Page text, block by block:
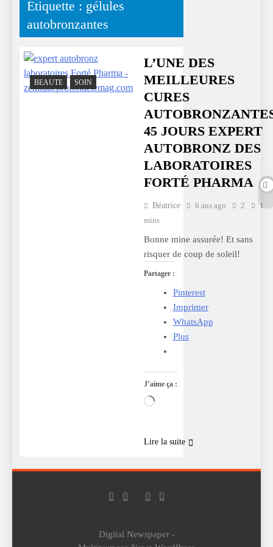
Étiquette : gélules
autobronzantes
BEAUTE SOIN
L’UNE DES
MEILLEURES
CURES
45 JOURS EXPERT
AUTOBRONZ DES
LABORATOIRES
FORTÉ PHARMA
Béatrice 6 ans ago 2
1
mins
Bonne mine assurée! Et sans
risquer de coup de soleil!
Partager :
Pinterest
Imprimer
WhatsApp
Plus
J’aime ça :
Chargement…
Lire la suite
Digital Newspaper -